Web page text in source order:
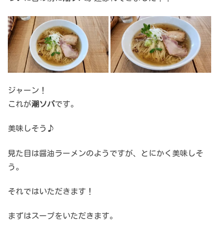
ジャーン！
これが潮ソバです。
美味しそう♪
見た目は醤油ラーメンのようですが、とにかく美味しそ
う。
それではいただきます！
まずはスープをいただきます。